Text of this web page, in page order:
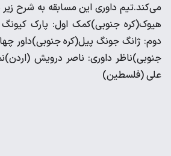
می‌کند.تیم داوری این مسابقه به شرح
هیوک(کره جنوبی)کمک اول: پارک
دوم: ژانگ جونگ پیل(کره جنوبی)داور
جنوبی)ناظر داوری: ناصر درویش
علی (فلسطین)